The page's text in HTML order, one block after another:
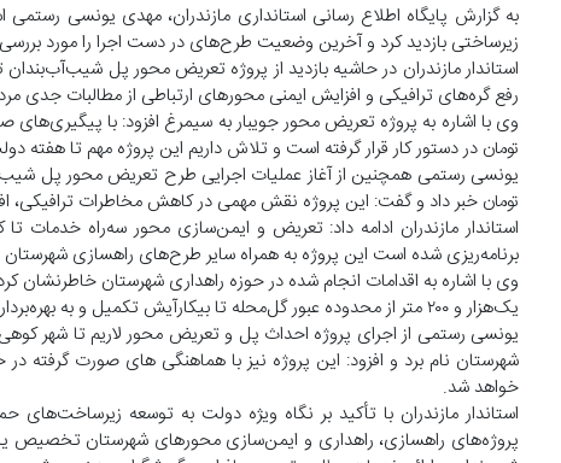
به گزارش پایگاه اطلاع رسانی استانداری مازندران، مهدی یونسی رستمی
زیرساختی بازدید کرد و آخرین وضعیت طرح‌های در دست اجرا را مورد بررسی
استاندار مازندران در حاشیه بازدید از پروژه تعریض محور پل
رفع گره‌های ترافیکی و افزایش ایمنی محورهای ارتباطی از مطالبات جدی
تومان در دستور کار قرار گرفته است و تلاش داریم این پروژه مهم تا
تومان خبر داد و گفت: این پروژه نقش مهمی در کاهش مخاطرات ترافیکی،
برنامه‌ریزی شده است این پروژه به همراه سایر طرح‌های راهسازی شهرستان
وی با اشاره به اقدامات انجام شده در حوزه راهداری شهرستان
یک‌هزار و ۲۰۰ متر از محدوده عبور گل‌محله تا بیکارآیش تکمیل و به بهره‌برداری رسیده که نقش مؤثری در ارتقای ایمنی و بهبود تردد ساکنان منطقه داشته است.
شهرستان نام برد و افزود: این پروژه نیز با هماهنگی های صورت
خواهد شد.
پروژه‌های راهسازی، راهداری و ایمن‌سازی محورهای شهرستان تخصیص